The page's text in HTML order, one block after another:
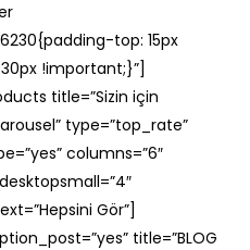
top: 15px
!important;}”]
title=”Sizin için
type=”top_rate”
columns=”6″
Gör”]
title=”BLOG